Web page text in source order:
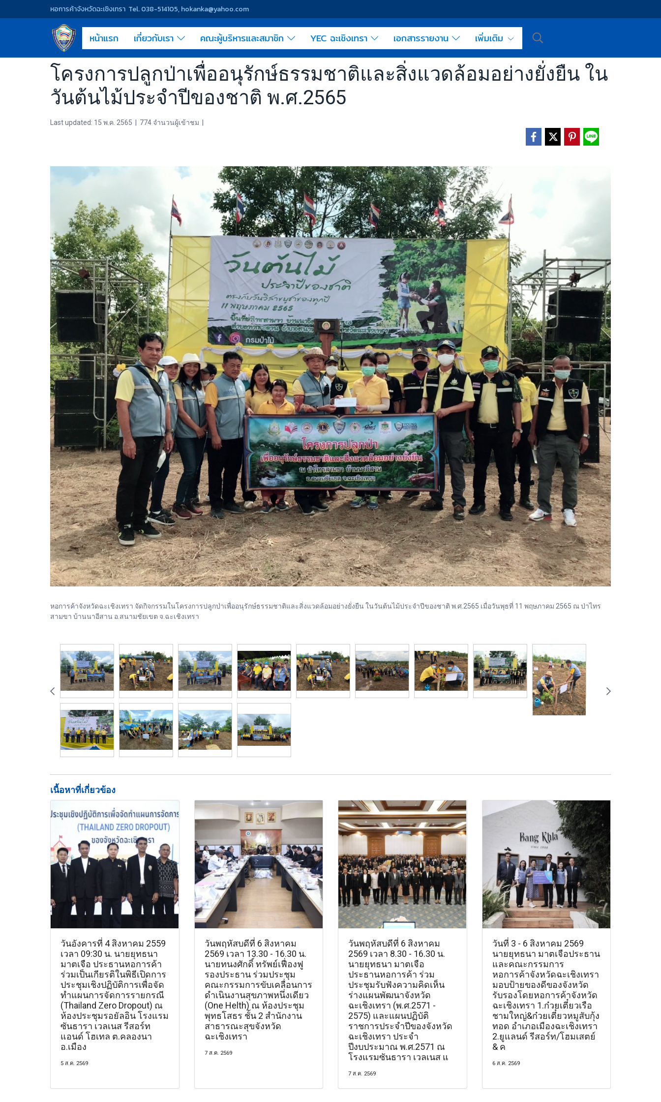
หอการค้าจังหวัดฉะเชิงเทรา Tel. 038-514105, hokanka@yahoo.com
หน้าแรก เกี่ยวกับเรา คณะผู้บริหารและสมาชิก YEC ฉะเชิงเทรา เอกสารรายงาน เพิ่มเติม
โครงการปลูกป่าเพื่ออนุรักษ์ธรรมชาติและสิ่งแวดล้อมอย่างยั่งยืน ใน
วันต้นไม้ประจำปีของชาติ พ.ศ.2565
Last updated: 15 พ.ค. 2565 774 จำนวนผู้เข้าชม
หอการค้าจังหวัดฉะเชิงเทรา จัดกิจกรรมในโครงการปลูกป่าเพื่ออนุรักษ์ธรรมชาติและสิ่งแวดล้อมอย่างยั่งยืน ในวันต้นไม้ประจำปีของชาติ พ.ศ.2565 เมื่อวันพุธที่ 11 พฤษภาคม 2565 ณ ป่าไทร
สามขา บ้านนาอีสาน อ.สนามชัยเขต จ.ฉะเชิงเทรา
เนื้อหาที่เกี่ยวข้อง
วันอังคารที่ 4 สิงหาคม 2559
เวลา 09:30 น. นายยุทธนา
มาตเจือ ประธานหอการค้า
ร่วมเป็นเกียรติในพิธีเปิดการ
ประชุมเชิงปฏิบัติการเพื่อจัด
ทำแผนการจัดการรายกรณี
(Thailand Zero Dropout) ณ
ห้องประชุมรอยัลอิน โรงแรม
ซันธารา เวลเนส รีสอร์ท
แอนด์ โฮเทล ต.คลองนา
อ.เมือง
5 ส.ค. 2569
วันพฤหัสบดีที่ 6 สิงหาคม
2569 เวลา 13.30 - 16.30 น.
นายทนงศักดิ์ ทรัพย์เฟื่องฟู
รองประธาน ร่วมประชุม
คณะกรรมการขับเคลื่อนการ
ดำเนินงานสุขภาพหนึ่งเดียว
(One Helth) ณ ห้องประชุม
พุทธโสธร ชั้น 2 สำนักงาน
สาธารณะสุขจังหวัด
ฉะเชิงเทรา
7 ส.ค. 2569
วันพฤหัสบดีที่ 6 สิงหาคม
2569 เวลา 8.30 - 16.30 น.
นายยุทธนา มาตเจือ
ประธานหอการค้า ร่วม
ประชุมรับฟังความคิดเห็น
ร่างแผนพัฒนาจังหวัด
ฉะเชิงเทรา (พ.ศ.2571 -
2575) และแผนปฏิบัติ
ราชการประจำปีของจังหวัด
ฉะเชิงเทรา ประจำ
ปีงบประมาณ พ.ศ.2571 ณ
โรงแรมซันธารา เวลเนส แ
7 ส.ค. 2569
วันที่ 3 - 6 สิงหาคม 2569
นายยุทธนา มาตเจือประธาน
และคณะกรรมการ
หอการค้าจังหวัดฉะเชิงเทรา
มอบป้ายของดีของจังหวัด
รับรองโดยหอการค้าจังหวัด
ฉะเชิงเทรา 1.ก๋วยเตี๋ยวเรือ
ชามใหญ่&ก๋วยเตี๋ยวหมูสับกุ้ง
ทอด อำเภอเมืองฉะเชิงเทรา
2.ยูแลนด์ รีสอร์ท/โฮมเสตย์
& ค
6 ส.ค. 2569